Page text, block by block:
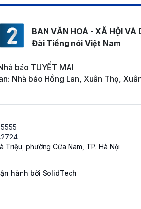
BAN VĂN HOÁ - XÃ HỘI VÀ
Đài Tiếng nói Việt Nam
báo TUYẾT MAI
Nhà báo Hồng Lan, Xuân Thọ,
Triệu, phường Cửa Nam, TP. Hà Nội
hành bởi SolidTech